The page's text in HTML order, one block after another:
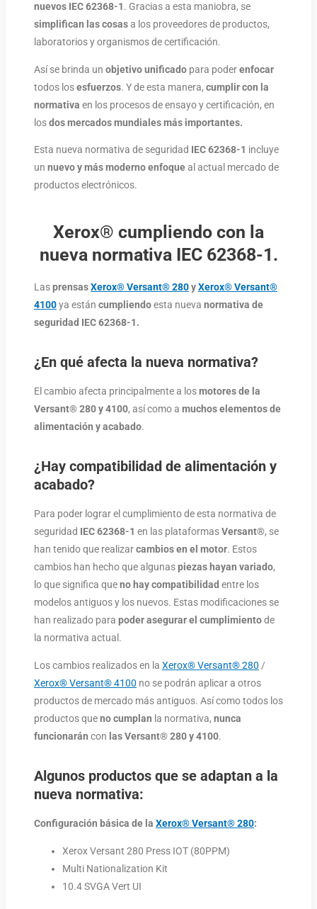
nuevos IEC 62368-1. Gracias a esta maniobra, se
simplifican las cosasa los proveedores de productos,
laboratorios y organismos de certificación.
Así se brinda un objetivo unificado para poderenfocar
todos losesfuerzos. Y de esta manera, cumplir con la
normativa en los procesos de ensayo y certificación, en
losdos mercados mundiales más importantes.
Esta nueva normativa de seguridad IEC 62368-1 incluye
un nuevo y más moderno enfoqueal actual mercado de
productos electrónicos.
Xerox® cumpliendo con la
nueva normativa IEC 62368-1.
LasprensasXerox® Versant® 280yXerox® Versant®
4100ya están cumpliendoesta nueva normativa de
seguridad IEC 62368-1.
¿En qué afecta la nueva normativa?
El cambio afecta principalmente a losmotores de la
Versant® 280 y 4100, así como a muchos elementos de
alimentación y acabado.
¿Hay compatibilidad de alimentación y
acabado?
Para poder lograr el cumplimiento de esta normativa de
seguridad IEC 62368-1 en las plataformasVersant®, se
han tenido que realizarcambios en el motor. Estos
cambios han hecho que algunaspiezas hayan variado,
lo que significa queno hay compatibilidad entre los
modelos antiguos y los nuevos. Estas modificaciones se
han realizado para poder asegurar el cumplimientode
la normativa actual.
Los cambios realizados en la Xerox® Versant® 280 /
Xerox® Versant® 4100 no se podrán aplicar a otros
productos de mercado más antiguos. Así como todos los
productos queno cumplan la normativa, nunca
funcionarán con las Versant® 280 y 4100.
Algunos productos que se adaptan a la
nueva normativa:
Configuración básica de la Xerox® Versant® 280:
Xerox Versant 280 Press IOT (80PPM)
Multi Nationalization Kit
10.4 SVGA Vert UI